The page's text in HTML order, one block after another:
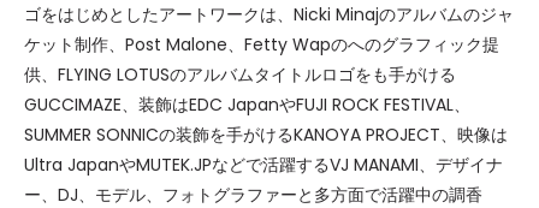
ゴをはじめとしたアートワークは、Nicki Minajのアルバムのジャ
ケット制作、Post Malone、Fetty Wapのへのグラフィック提
供、FLYING LOTUSのアルバムタイトルロゴをも手がける
GUCCIMAZE、装飾はEDC JapanやFUJI ROCK FESTIVAL、
SUMMER SONNICの装飾を手がけるKANOYA PROJECT、映像は
Ultra JapanやMUTEK.JPなどで活躍するVJ MANAMI、デザイナ
ー、DJ、モデル、フォトグラファーと多方面で活躍中の調香